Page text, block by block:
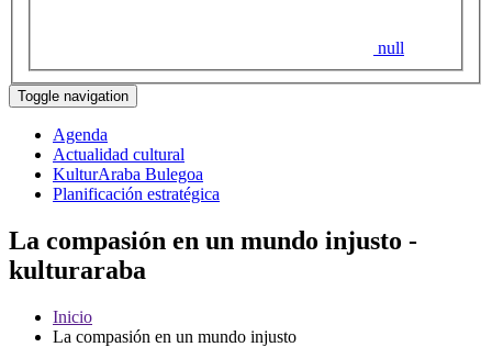
null
Toggle navigation
Agenda
Actualidad cultural
KulturAraba Bulegoa
Planificación estratégica
La compasión en un mundo injusto -
kulturaraba
Inicio
La compasión en un mundo injusto